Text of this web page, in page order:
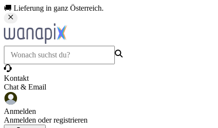
🚚 Lieferung in ganz Österreich.
Kontakt
Chat & Email
Anmelden
Anmelden oder registrieren